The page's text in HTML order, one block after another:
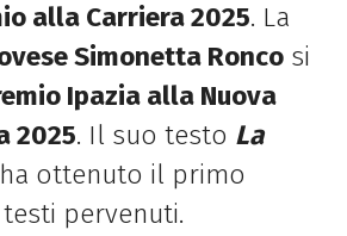
alla Carriera 2025. La
Simonetta Roncosi
Ipazia alla Nuova
2025. Il suo testo La
ottenuto il primo
pervenuti.